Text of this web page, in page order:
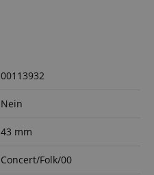
00113932
Nein
43 mm
Concert/Folk/00